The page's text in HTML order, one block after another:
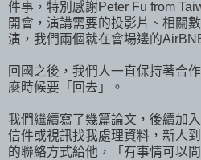
件事，特別感謝Peter Fu from
開會，演講需要的投影片、相關
演，我們兩個就在會場邊的
回國之後，我們人一直保持著合
麼時候要「回去」。
我們繼續寫了幾篇論文，後續加
信件或視訊找我處理資料，新人
的聯絡方式給他，「有事情可以